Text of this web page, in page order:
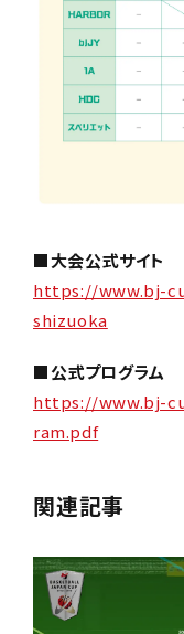
■大会公式サイト
https://www.bj-
shizuoka
■公式プログラム
https://www.bj-
ram.pdf
関連記事